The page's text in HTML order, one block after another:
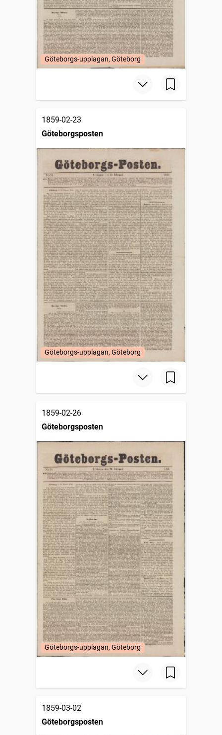
Göteborgs-upplagan, Göteborg
1859-02-23
Göteborgsposten
Göteborgs-upplagan, Göteborg
1859-02-26
Göteborgsposten
Göteborgs-upplagan, Göteborg
1859-03-02
Göteborgsposten